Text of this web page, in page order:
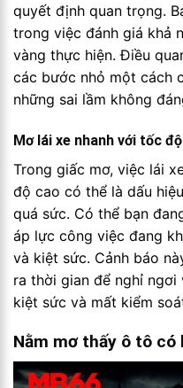
quyết định quan trọng.
trong việc đánh giá khả
vàng thực hiện. Điều
các bước nhỏ một cách
những sai lầm không
Mơ lái xe nhanh với tốc
Trong giấc mơ, việc lái
độ cao có thể là dấu
quá sức. Có thể bạn
áp lực công việc đang
và kiệt sức. Cảnh báo
ra thời gian để nghỉ
kiệt sức và mất kiểm
Nằm mơ thấy ô tô